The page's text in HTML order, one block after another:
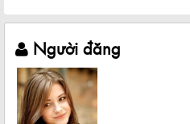
Người đăng